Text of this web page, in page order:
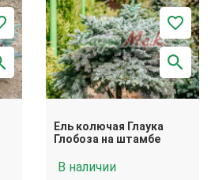
Ель колючая Глаука
Глобоза на штамбе
В наличии